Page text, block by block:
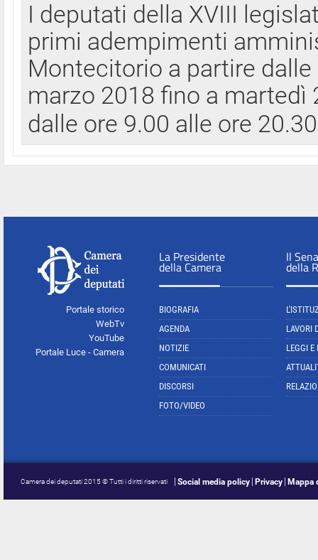
I deputati della XVIII
primi adempimenti
Montecitorio a partire
marzo 2018 fino a
dalle ore 9.00 alle ore
Portale storico
WebTv
YouTube
Portale Luce - Camera
La Presidente
della Camera
BIOGRAFIA
AGENDA
NOTIZIE
COMUNICATI
DISCORSI
FOTO/VIDEO
Il
della
LAVORI
LEGGI E
Camera dei deputati 2015 © Tutti i diritti riservati Social media policy Privacy Mappa